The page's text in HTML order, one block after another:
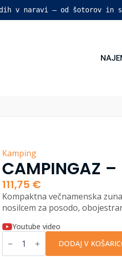
v naravi – od šotorov
Kamping
CAMPINGAZ –
111,75 €
Kompaktna večnamenska
nosilcem za posodo,
Youtube video
Campingaz
DODAJ V